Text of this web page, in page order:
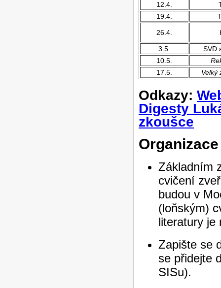
12.4.
19.4.
26.4.
3.5.
SVD
10.5.
17.5.
Velký
Odkazy:
Digesty
zkoušce
Základním
cvičení
budou v
(loňským)
literatury je
Zapište se
se přidejte
SISu).